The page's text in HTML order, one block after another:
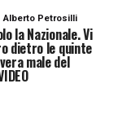
Alberto Petrosilli
la Nazionale. Vi
dietro le quinte
male del